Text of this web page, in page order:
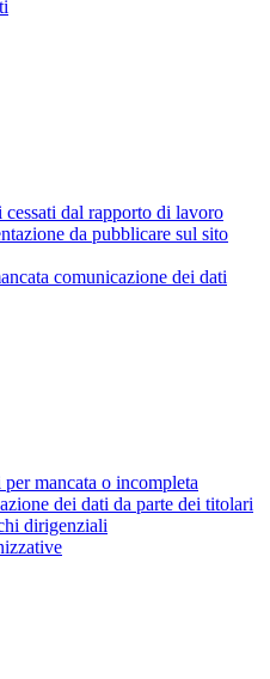
dal rapporto di lavoro
da pubblicare sul sito
comunicazione dei dati
per mancata o incompleta
dei dati da parte dei titolari
dirigenziali